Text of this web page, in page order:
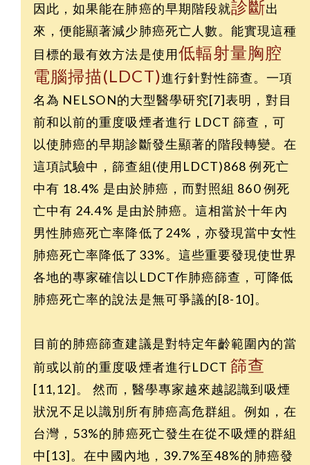
因此，如果能在肺癌的早期階段就診斷出
來，便能顯著減少肺癌死亡人數。能實現這種
目標的最有效方法是使用低輻射量胸腔
電腦掃描(LDCT)進行針對性篩查。一項
名為 NELSON的大型醫學研究[7]表明，對目
前和以前的重度吸煙者進行 LDCT 篩查，可
以使肺癌的早期診斷發生顯著的階段轉變。在
這項試驗中，篩查組(使用LDCT)868 例死亡
中有 18.4% 是由於肺癌，而對照組 860 例死
亡中有 24.4% 是由於肺癌。這相當於十年內
男性肺癌死亡率降低了24%，亦發現當中女性
肺癌死亡率降低了33%。這些重要發現使世界
各地的專家確信以LDCT作肺癌篩查，可降低
肺癌死亡率的說法是無可爭議的[8-10]。
目前的肺癌篩查建議是對特定年齡範圍內的當
前或以前的重度吸煙者進行LDCT篩查
[11,12]。 然而，醫學專家越來越認識到吸煙
狀況不足以識別所有肺癌高危群組。例如，在
台灣，53%的肺癌死亡發生在從不吸煙的群組
中[13]。在中國內地，39.7%至48%的肺癌發